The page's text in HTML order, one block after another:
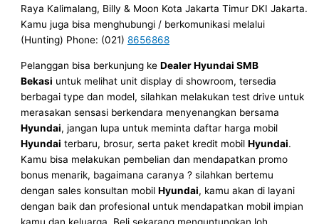
Raya Kalimalang, Billy & Moon Kota Jakarta Timur DKI Jakarta.
Kamu juga bisa menghubungi / berkomunikasi melalui
(Hunting) Phone: (021)8656868
Pelanggan bisa berkunjung keDealer Hyundai SMB
Bekasi untuk melihat unit display di showroom, tersedia
berbagai type dan model, silahkan melakukan test drive untuk
merasakan sensasi berkendara menyenangkan bersama
Hyundai, jangan lupa untuk meminta daftar harga mobil
Hyundai terbaru, brosur, serta paket kredit mobilHyundai.
Kamu bisa melakukan pembelian dan mendapatkan promo
bonus menarik, bagaimana caranya ? silahkan bertemu
dengan sales konsultan mobilHyundai, kamu akan di layani
dengan baik dan profesional untuk mendapatkan mobil impian
kamu dan keluarga. Beli sekarang menguntungkan loh …